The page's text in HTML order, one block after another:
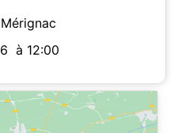
à 12:00